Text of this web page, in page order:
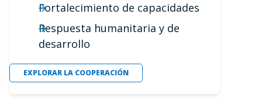
Fortalecimiento de capacidades
Respuesta humanitaria y de
desarrollo
EXPLORAR LA COOPERACIÓN